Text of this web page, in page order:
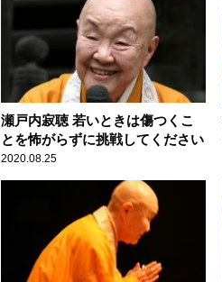
瀬戸内寂聴 若いときは傷つくこ
とを怖がらずに挑戦してください
2020.08.25